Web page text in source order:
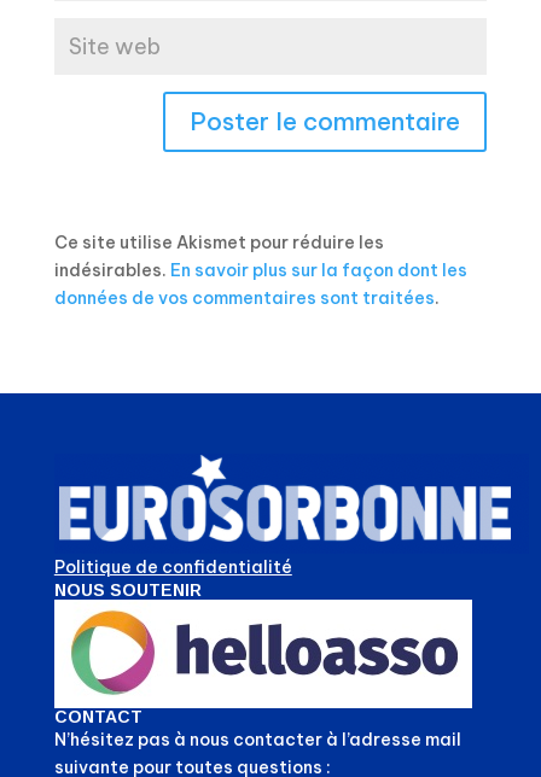
Ce site utilise Akismet pour réduire les
indésirables. En savoir plus sur la façon dont les
données de vos commentaires sont traitées.
Politique de confidentialité
NOUS SOUTENIR
CONTACT
N’hésitez pas à nous contacter à l’adresse mail
suivante pour toutes questions :